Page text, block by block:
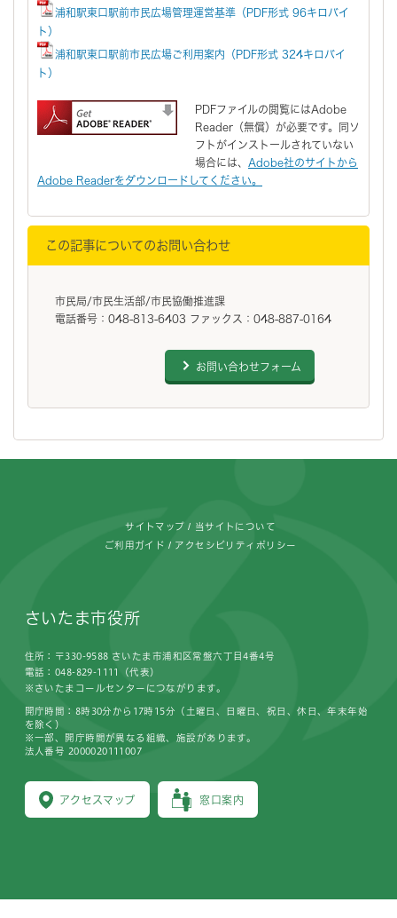
浦和駅東口駅前市民広場管理運営基準（PDF形式 96キロバイ
ト）
浦和駅東口駅前市民広場ご利用案内（PDF形式 324キロバイ
ト）
PDFファイルの閲覧にはAdobe
Reader（無償）が必要です。同ソ
フトがインストールされていない
場合には、 Adobe社のサイトから
Adobe Readerをダウンロードしてください。
この記事についてのお問い合わせ
市民局/市民生活部/市民協働推進課
電話番号：048-813-6403 ファックス：048-887-0164
お問い合わせフォーム
サイトマップ 当サイトについて
ご利用ガイド アクセシビリティポリシー
さいたま市役所
住所：〒330-9588 さいたま市浦和区常盤六丁目4番4号
電話：048-829-1111（代表）
※さいたまコールセンターにつながります。
アクセスマップ 窓口案内
開庁時間：8時30分から17時15分（土曜日、日曜日、祝日、休日、年末年始
を除く）
※一部、開庁時間が異なる組織、施設があります。
法人番号 2000020111007